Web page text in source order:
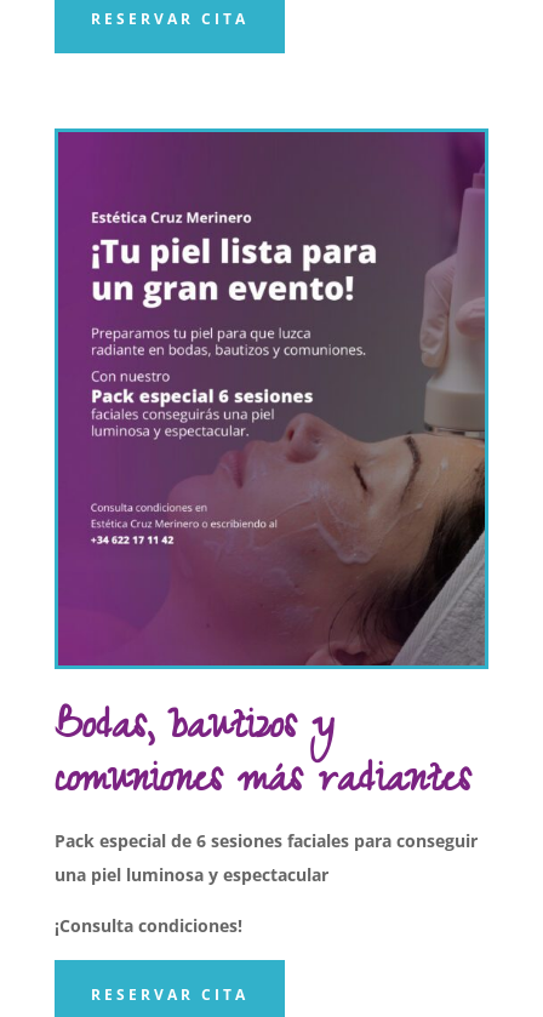
RESERVAR CITA
Bodas, bautizos y
comuniones más radiantes
Pack especial de 6 sesiones faciales para conseguir
una piel luminosa y espectacular
¡Consulta condiciones!
RESERVAR CITA